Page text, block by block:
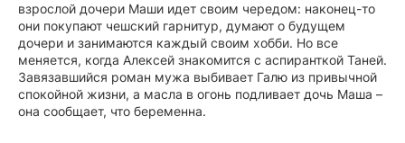
взрослой дочери Маши идет своим чередом: наконец-то
они покупают чешский гарнитур, думают о будущем
дочери и занимаются каждый своим хобби. Но все
меняется, когда Алексей знакомится с аспиранткой Таней.
Завязавшийся роман мужа выбивает Галю из привычной
спокойной жизни, а масла в огонь подливает дочь Маша –
она сообщает, что беременна.